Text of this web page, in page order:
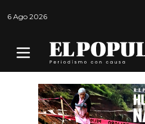
6 Ago 2026